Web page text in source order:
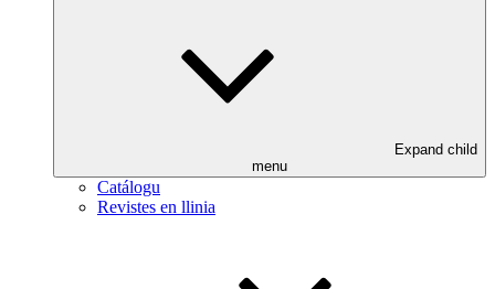
Expand child
menu
Catálogu
Revistes en llinia